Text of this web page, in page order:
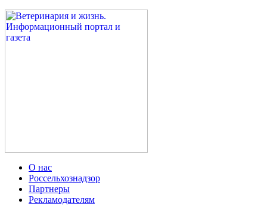
О нас
Россельхознадзор
Партнеры
Рекламодателям